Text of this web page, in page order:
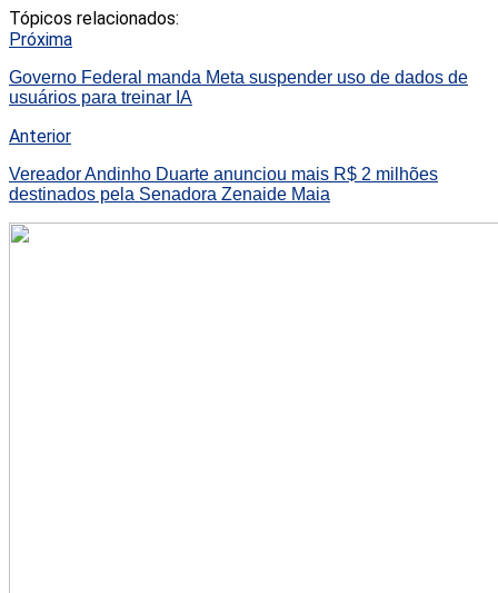
Tópicos relacionados:
Próxima
Governo Federal manda Meta suspender uso de dados de
usuários para treinar IA
Anterior
Vereador Andinho Duarte anunciou mais R$ 2 milhões
destinados pela Senadora Zenaide Maia